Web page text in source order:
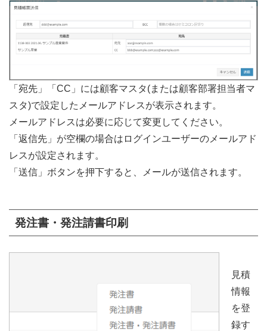
「宛先」「CC」には顧客マスタ(または顧客部署担当者マ
スタ)で設定したメールアドレスが表示されます。
メールアドレスは必要に応じて変更してください。
「返信先」が空欄の場合はログインユーザーのメールアド
レスが設定されます。
「送信」ボタンを押下すると、メールが送信されます。
発注書・発注請書印刷
見積
情報
を登
録す